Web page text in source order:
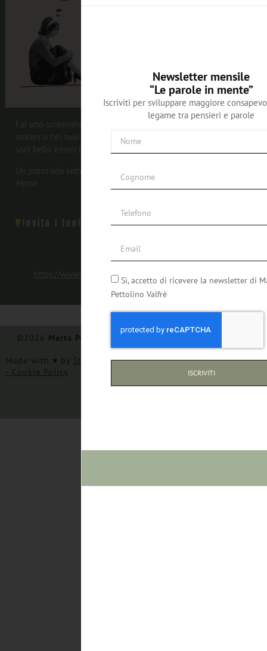
Fai uno screenshot di questa pagina e taggami nelle tue
stories o nei tuoi post su Instagram, Facebook o LinkedIn…
sarà bello esserci.
Un passo alla volta, tenendoci per mano,
Marta
Invita i tuoi amici e le tue amiche con l'ansia
https://www.martapettolinovalfre.it/ansia-whats-that/
©2026 Marta Pettolino Valfrè
P.IVA 12987930018
Made with ♥︎ by Stilverso Full-Digital Agency-Privacy Policy
- Cookie Policy
Newsletter mensile
“Le parole in mente”
Iscriviti per sviluppare maggiore
legame tra pensieri e parole
Sì, accetto di ricevere la newsletter di
Pettolino Valfrè
ISCRIVITI